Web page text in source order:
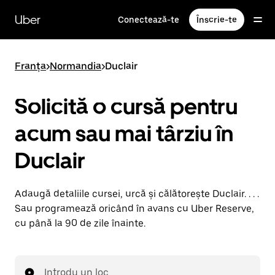
direct
conținutul
principal
Uber Conectează-te Înscrie-te
Franța>Normandia>Duclair
Solicită o cursă pentru
acum sau mai târziu în
Duclair
Adaugă detaliile cursei, urcă și călătorește Duclair. . . .
Sau programează oricând în avans cu Uber Reserve,
cu până la 90 de zile înainte.
Introdu un loc